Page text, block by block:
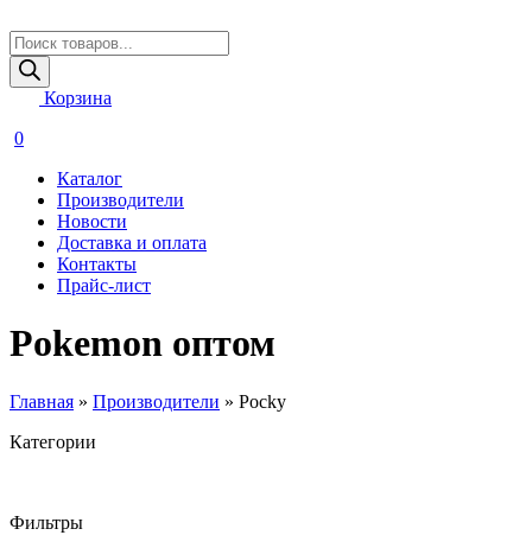
Поиск
товаров
Корзина
0
Каталог
Производители
Новости
Доставка и оплата
Контакты
Прайс-лист
Pokemon оптом
Главная » Производители » Pocky
Категории
Фильтры